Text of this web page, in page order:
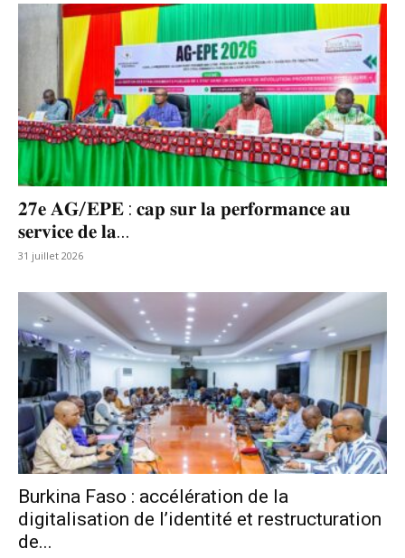
𝟐𝟕𝐞 𝐀𝐆/𝐄𝐏𝐄 : 𝐜𝐚𝐩 𝐬𝐮𝐫 𝐥𝐚 𝐩𝐞𝐫𝐟𝐨𝐫𝐦𝐚𝐧𝐜𝐞 𝐚𝐮
𝐬𝐞𝐫𝐯𝐢𝐜𝐞 𝐝𝐞 𝐥𝐚...
31 juillet 2026
Burkina Faso : accélération de la
digitalisation de l’identité et restructuration
de...